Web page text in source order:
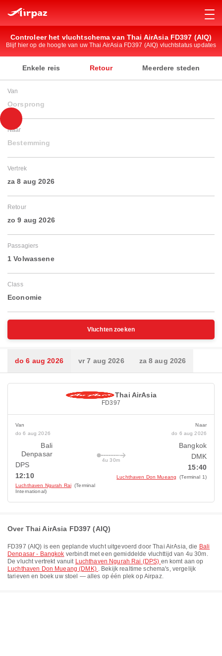
Controleer het vluchtschema van Thai AirAsia FD397 (AIQ)
Blijf hier op de hoogte van uw Thai AirAsia FD397 (AIQ) vluchtstatus updates
Enkele reis Retour Meerdere steden
Van
Oorsprong
Naar
Bestemming
Vertrek
za 8 aug 2026
Retour
zo 9 aug 2026
Passagiers
1 Volwassene
Class
Economie
Vluchten zoeken
do 6 aug 2026 vr 7 aug 2026 za 8 aug 2026
Thai AirAsia
FD397
Van
do 6 aug 2026
Bali
Denpasar
DPS
12:10
Luchthaven Ngurah Rai (Terminal
International)
4u 30m
Naar
do 6 aug 2026
Bangkok
DMK
15:40
Luchthaven Don Mueang (Terminal 1)
Over Thai AirAsia FD397 (AIQ)
FD397 (AIQ) is een geplande vlucht uitgevoerd doorThai AirAsia, die Bali
Denpasar - Bangkok verbindt met een gemiddelde vluchttijd van 4u 30m.
De vlucht vertrekt vanuit Luchthaven Ngurah Rai (DPS) en komt aan op
Luchthaven Don Mueang (DMK) . Bekijk realtime schema's, vergelijk
tarieven en boek uw stoel — alles op één plek op Airpaz.